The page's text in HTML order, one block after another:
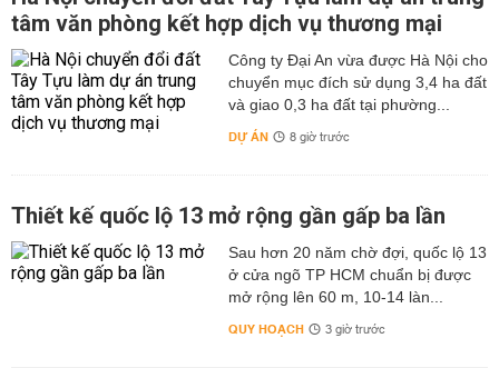
tâm văn phòng kết hợp dịch vụ thương mại
Công ty Đại An vừa được Hà Nội cho
chuyển mục đích sử dụng 3,4 ha đất
và giao 0,3 ha đất tại phường...
DỰ ÁN 8 giờ trước
Thiết kế quốc lộ 13 mở rộng gần gấp ba lần
Sau hơn 20 năm chờ đợi, quốc lộ 13
ở cửa ngõ TP HCM chuẩn bị được
mở rộng lên 60 m, 10-14 làn...
QUY HOẠCH 3 giờ trước